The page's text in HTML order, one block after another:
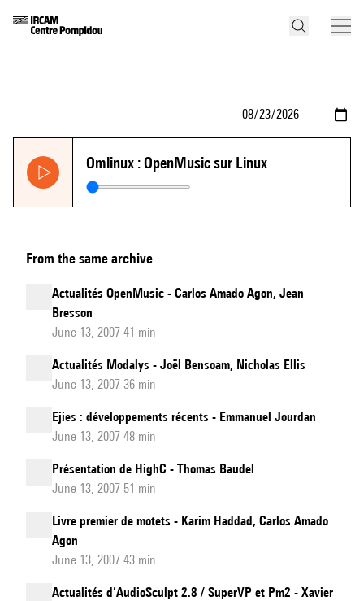
Omlinux : OpenMusic sur Linux
From the same archive
Actualités OpenMusic - Carlos Amado Agon, Jean
Bresson
June 13, 2007 41 min
Actualités Modalys - Joël Bensoam, Nicholas Ellis
June 13, 2007 36 min
Ejies : développements récents - Emmanuel Jourdan
June 13, 2007 48 min
Présentation de HighC - Thomas Baudel
June 13, 2007 51 min
Livre premier de motets - Karim Haddad, Carlos Amado
Agon
June 13, 2007 43 min
Actualités d’AudioSculpt 2.8 / SuperVP et Pm2 - Xavier